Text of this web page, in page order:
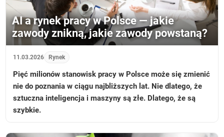
AI a rynek pracy w Polsce — jakie
zawody znikną, jakie zawody powstaną?
11.03.2026 Rynek
Pięć milionów stanowisk pracy w Polsce może się zmienić
nie do poznania w ciągu najbliższych lat. Nie dlatego, że
sztuczna inteligencja i maszyny są złe. Dlatego, że są
szybkie.